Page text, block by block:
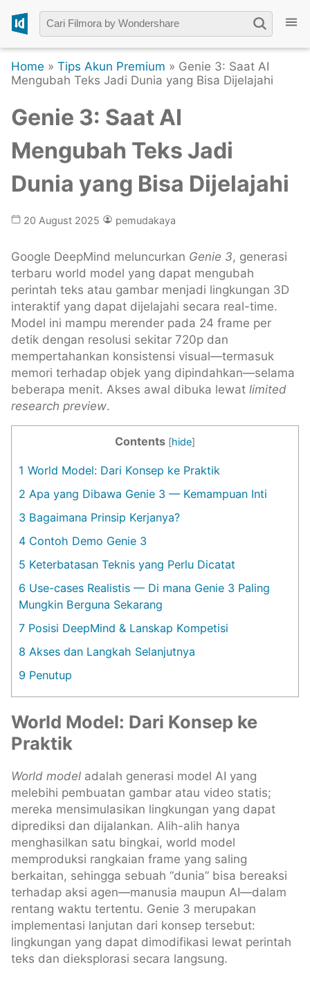
Home » Tips Akun Premium » Genie 3: Saat AI
Mengubah Teks Jadi Dunia yang Bisa Dijelajahi
Genie 3: Saat AI
Mengubah Teks Jadi
Dunia yang Bisa Dijelajahi
20 August 2025 pemudakaya
Google DeepMind meluncurkan Genie 3, generasi
terbaru world model yang dapat mengubah
perintah teks atau gambar menjadi lingkungan 3D
interaktif yang dapat dijelajahi secara real-time.
Model ini mampu merender pada 24 frame per
detik dengan resolusi sekitar 720p dan
mempertahankan konsistensi visual—termasuk
memori terhadap objek yang dipindahkan—selama
beberapa menit. Akses awal dibuka lewat limited
research preview.
Contents [hide]
1 World Model: Dari Konsep ke Praktik
2 Apa yang Dibawa Genie 3 — Kemampuan Inti
3 Bagaimana Prinsip Kerjanya?
4 Contoh Demo Genie 3
5 Keterbatasan Teknis yang Perlu Dicatat
6 Use-cases Realistis — Di mana Genie 3 Paling
Mungkin Berguna Sekarang
7 Posisi DeepMind & Lanskap Kompetisi
8 Akses dan Langkah Selanjutnya
9 Penutup
World Model: Dari Konsep ke
Praktik
World model adalah generasi model AI yang
melebihi pembuatan gambar atau video statis;
mereka mensimulasikan lingkungan yang dapat
diprediksi dan dijalankan. Alih-alih hanya
menghasilkan satu bingkai, world model
memproduksi rangkaian frame yang saling
berkaitan, sehingga sebuah “dunia” bisa bereaksi
terhadap aksi agen—manusia maupun AI—dalam
rentang waktu tertentu. Genie 3 merupakan
implementasi lanjutan dari konsep tersebut:
lingkungan yang dapat dimodifikasi lewat perintah
teks dan dieksplorasi secara langsung.